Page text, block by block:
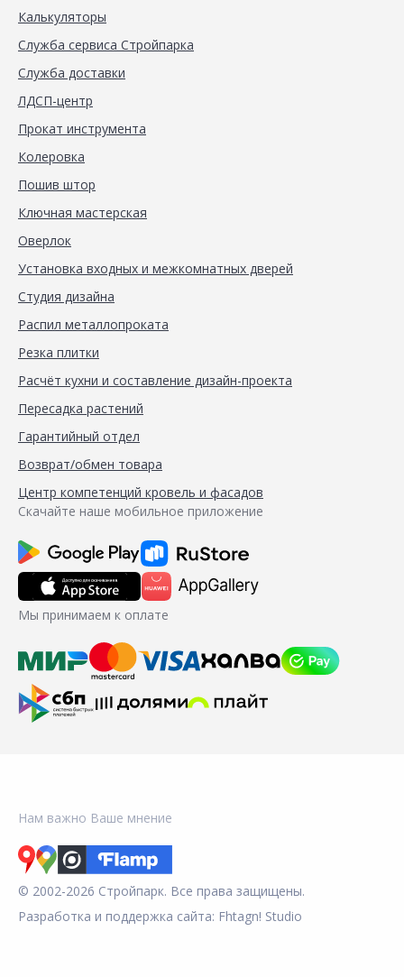
Калькуляторы
Служба сервиса Стройпарка
Служба доставки
ЛДСП-центр
Прокат инструмента
Колеровка
Пошив штор
Ключная мастерская
Оверлок
Установка входных и межкомнатных дверей
Студия дизайна
Распил металлопроката
Резка плитки
Расчёт кухни и составление дизайн-проекта
Пересадка растений
Гарантийный отдел
Возврат/обмен товара
Центр компетенций кровель и фасадов
Скачайте наше мобильное приложение
Мы принимаем к оплате
Нам важно Ваше мнение
© 2002-2026 Стройпарк. Все права защищены.
Разработка и поддержка сайта: Fhtagn! Studio